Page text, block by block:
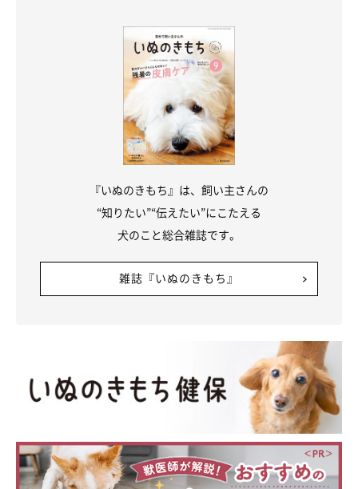
が約200度といわれるのに対し、犬は約250度見える
りも優れた感覚器官をもっています。そして、それらをフルに活
用すれば、大好きな飼い主さんが“どこにいても”簡単に見つける
ことができるのだとか。
犬が玄関で飼い主さんを待ち伏せするのは、「1秒でも早く飼い
主さんに会いたい」という気持ちからですが、このような犬のス
ゴイ能力がそれを可能にしているといえるでしょう。
『いぬのきもち』は、飼い主さんの
“知りたい”“伝えたい”にこたえる
犬のこと総合雑誌です。
雑誌『いぬのきもち』